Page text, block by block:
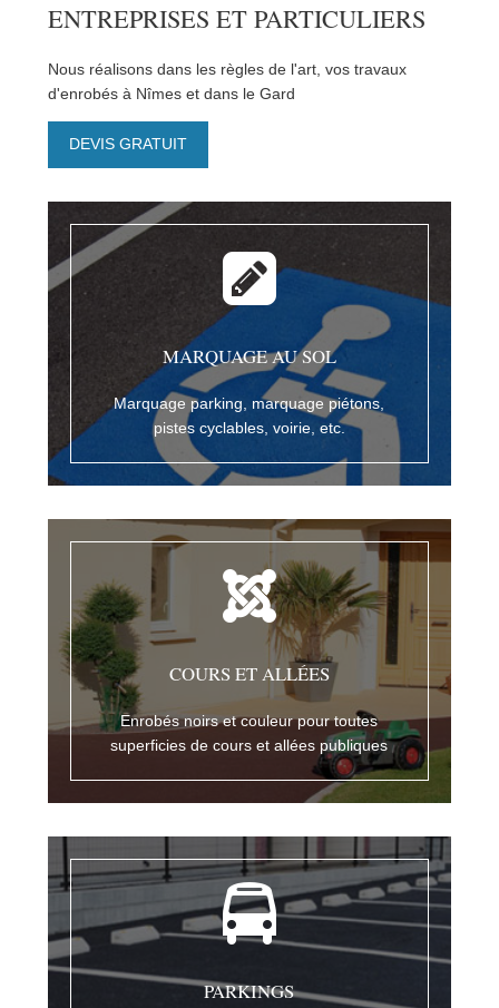
ENTREPRISES ET PARTICULIERS
Nous réalisons dans les règles de l'art, vos travaux
d'enrobés à Nîmes et dans le Gard
DEVIS GRATUIT
MARQUAGE AU SOL
Marquage parking, marquage piétons,
pistes cyclables, voirie, etc.
COURS ET ALLÉES
Enrobés noirs et couleur pour toutes
superficies de cours et allées publiques
PARKINGS